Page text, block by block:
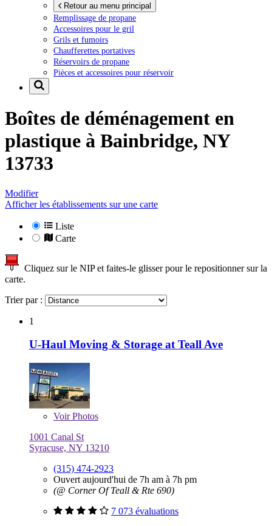
Retour au menu principal
Remplissage de propane
Accessoires pour le gril
Grils et fumoirs
Chaufferettes portatives
Réservoirs de propane
Pièces et accessoires pour réservoir
Boîtes de déménagement en
plastique à Bainbridge, NY
13733
Modifier
Afficher les établissements sur une carte
Liste
Carte
Cliquez sur le NIP et faites-le glisser pour le repositionner sur la
carte.
Trier par :
1
U-Haul Moving & Storage at Teall Ave
VoirPhotos
1001 Canal St
Syracuse, NY 13210
(315) 474-2923
Ouvert aujourd'hui de 7h am à 7h pm
(@ Corner Of Teall & Rte 690)
7 073 évaluations